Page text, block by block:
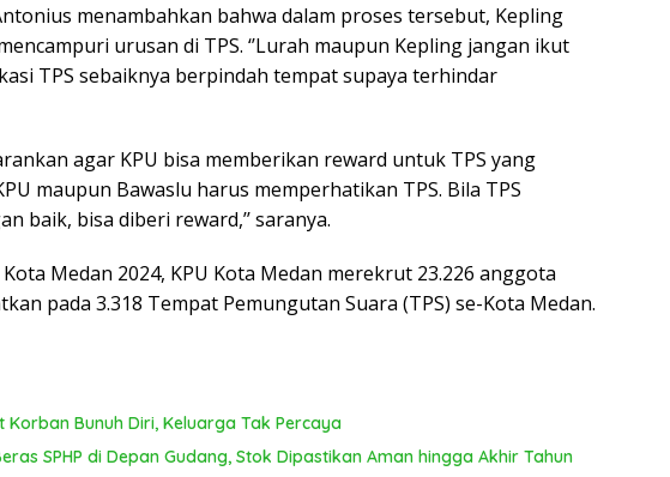
menambahkan bahwa dalam proses tersebut, Kepling
urusan di TPS. ‘’Lurah maupun Kepling jangan ikut
TPS sebaiknya berpindah tempat supaya terhindar
agar KPU bisa memberikan reward untuk TPS yang
maupun Bawaslu harus memperhatikan TPS. Bila TPS
baik, bisa diberi reward,’’ saranya.
Medan 2024, KPU Kota Medan merekrut 23.226 anggota
pada 3.318 Tempat Pemungutan Suara (TPS) se-Kota Medan.
Bunuh Diri, Keluarga Tak Percaya
SPHP di Depan Gudang, Stok Dipastikan Aman hingga Akhir Tahun